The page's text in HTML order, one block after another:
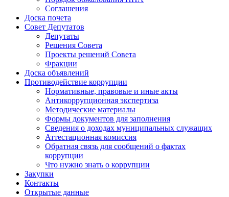
Соглашения
Доска почета
Совет Депутатов
Депутаты
Решения Совета
Проекты решений Совета
Фракции
Доска объявлений
Противодействие коррупции
Нормативные, правовые и иные акты
Антикоррупционная экспертиза
Методические материалы
Формы документов для заполнения
Сведения о доходах муниципальных служащих
Аттестационная комиссия
Обратная связь для сообщений о фактах
коррупции
Что нужно знать о коррупции
Закупки
Контакты
Открытые данные